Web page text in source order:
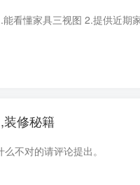
装修秘籍
么不对的请评论提出。